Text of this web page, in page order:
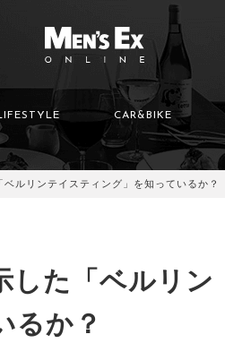
CAR&BIKE
ルリンテイスティング」を知っているか？
した「ベルリン
るか？